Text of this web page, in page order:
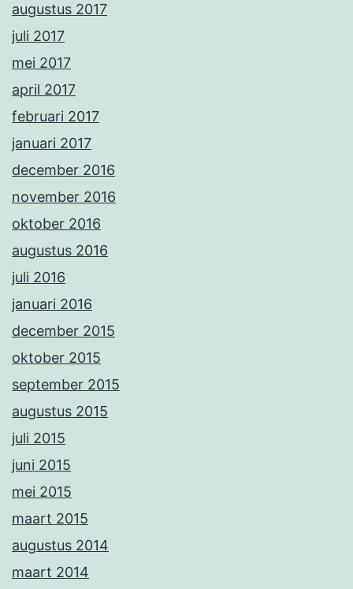
augustus 2017
juli 2017
mei 2017
april 2017
februari 2017
januari 2017
december 2016
november 2016
oktober 2016
augustus 2016
juli 2016
januari 2016
december 2015
oktober 2015
september 2015
augustus 2015
juli 2015
juni 2015
mei 2015
maart 2015
augustus 2014
maart 2014